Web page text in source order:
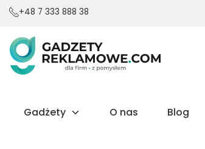
+48 7 333 888 38
Gadżety O nas Blog